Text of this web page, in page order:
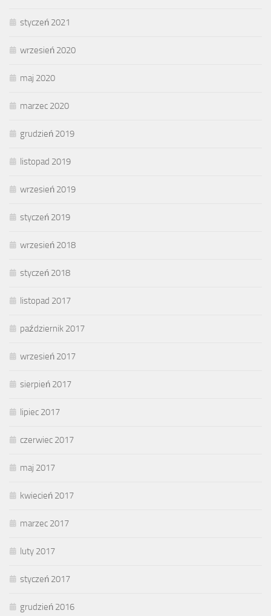
styczeń 2021
wrzesień 2020
maj 2020
marzec 2020
grudzień 2019
listopad 2019
wrzesień 2019
styczeń 2019
wrzesień 2018
styczeń 2018
listopad 2017
październik 2017
wrzesień 2017
sierpień 2017
lipiec 2017
czerwiec 2017
maj 2017
kwiecień 2017
marzec 2017
luty 2017
styczeń 2017
grudzień 2016